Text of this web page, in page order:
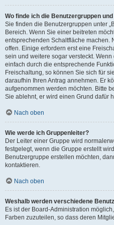
Wo finde ich die Benutzergruppen
Sie finden die Benutzergruppen unter
Bereich. Wenn Sie einer beitreten
entsprechenden Schaltfläche machen.
offen. Einige erfordern erst eine
sein und weitere sogar versteckt.
einfach durch die entsprechende
Freischaltung, so können Sie sich für
daraufhin Ihren Antrag annehmen. Er
aufgenommen werden möchten. Bitte
Sie ablehnt, er wird einen Grund dafür
Nach oben
Wie werde ich Gruppenleiter?
Der Leiter einer Gruppe wird
festgelegt, wenn die Gruppe erstellt
Benutzergruppe erstellen möchten,
kontaktieren.
Nach oben
Weshalb werden verschiedene
Es ist der Board-Administration
Farben zuzuteilen, so dass deren